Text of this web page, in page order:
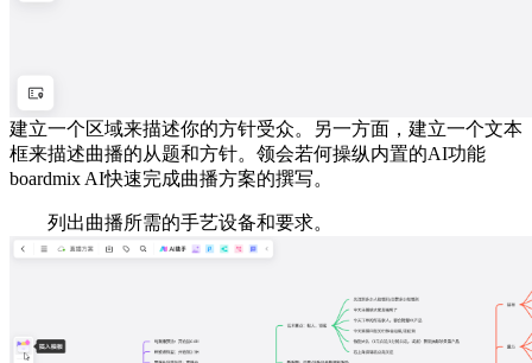
建立一个区域来描述你的方针受众。另一方面，建立一个文本
框来描述曲播的从题和方针。领会若何操纵内置的AI功能
boardmix AI快速完成曲播方案的撰写。
列出曲播所需的手艺设备和要求。